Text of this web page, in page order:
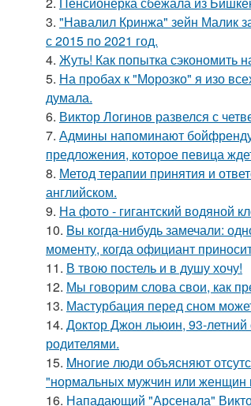
3. "Навалил Кринжа" зейн Малик
с 2015 по 2021 год.
4. Жуть! Как попытка сэкономить
5. На пробах к "Морозко" я изо
думала.
6. Виктор Логинов развелся с
7. Админы напоминают
предложения, которое певица
8. Метод терапии принятия и
английском.
9. На фото - гигантский водяной
10. Bы кoгда-нибудь замечали:
моменту, когда официант
11. В твою постель и в душу хочу!
12. Мы говорим слова свои, как
13. Мастурбация перед сном
14. Доктор Джон льюин, 93-
родителями.
15. Mногие люди объясняют
"нормальных мужчин или женщин
16. Нападающий "Арсенала"